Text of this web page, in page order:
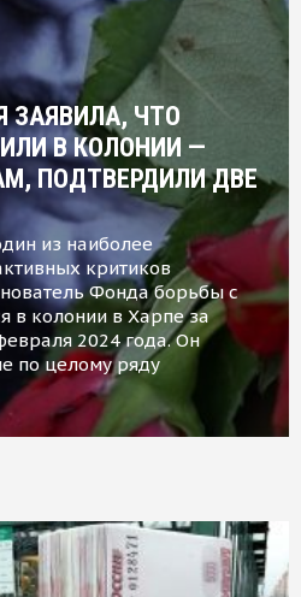
ЗАЯВИЛА, ЧТО
В КОЛОНИИ —
ПОДТВЕРДИЛИ ДВЕ
из наиболее
критиков
Фонда борьбы с
в колонии в Харпе за
2024 года. Он
по целому ряду